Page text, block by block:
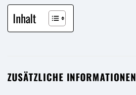
Inhalt
ZUSÄTZLICHE INFORMATIONEN